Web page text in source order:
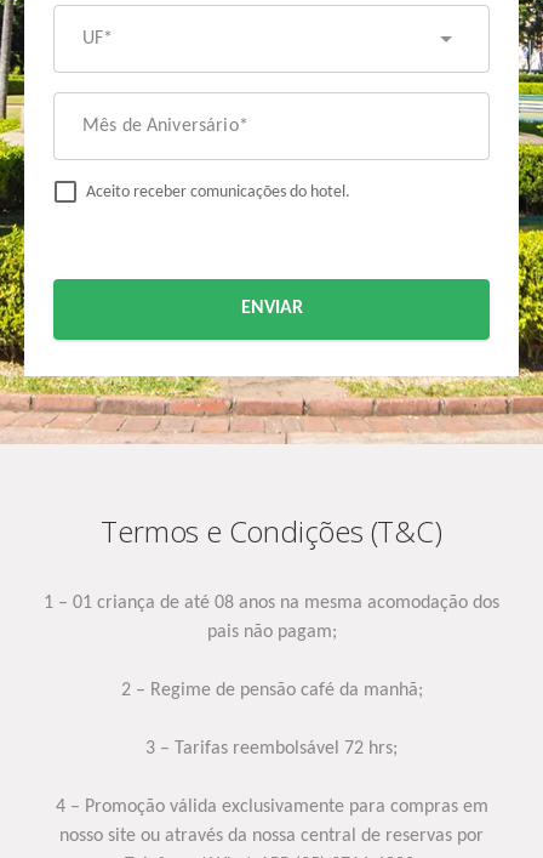
UF*
Mês de Aniversário*
Aceito receber comunicações do hotel.
ENVIAR
Termos e Condições (T&C)
1 – 01 criança de até 08 anos na mesma acomodação dos
pais não pagam;
2 – Regime de pensão café da manhã;
3 – Tarifas reembolsável 72 hrs;
4 – Promoção válida exclusivamente para compras em
nosso site ou através da nossa central de reservas por